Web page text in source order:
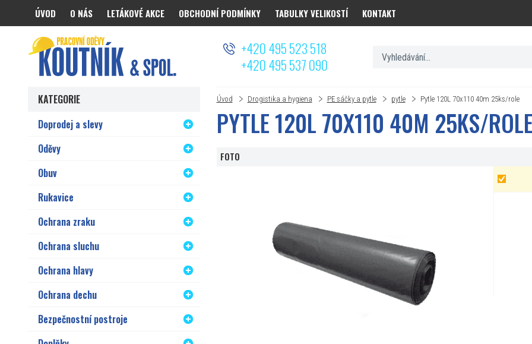
Koutnik.com
Úvod Drogistika a hygiena PE sáčky a pytle pytle Pytle 120L 70x110 40m 25ks/role
PYTLE 120L 70X110 40M 25KS/ROLE
FOTO
KATEGORIE
Doprodej a slevy
Oděvy
Obuv
Rukavice
Ochrana zraku
Ochrana sluchu
Ochrana hlavy
Ochrana dechu
Bezpečnostní postroje
ÚVOD O NÁS LETÁKOVÉ AKCE OBCHODNÍ PODMÍNKY TABULKY VELIKOSTÍ KONTAKT
+420 495 523 518
+420 495 537 090